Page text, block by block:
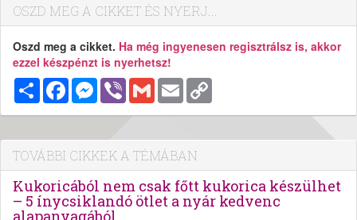
OSZD MEG A CIKKET ÉS NYERJ...
Oszd meg a cikket. Ha még ingyenesen regisztrálsz is, akkor
ezzel készpénzt is nyerhetsz!
MegosztásFacebookMessenger
Viber Gmail Email
TOVÁBBI CIKKEK A TÉMÁBAN
Kukoricából nem csak főtt kukorica készülhet
– 5 ínycsiklandó ötlet a nyár kedvenc
alapanyagából